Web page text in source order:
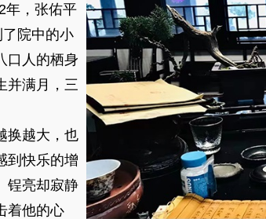
年，张佑平
了院中的小
口人的栖身
并满月，三
越大，也
到快乐的增
锃亮却寂静
着他的心